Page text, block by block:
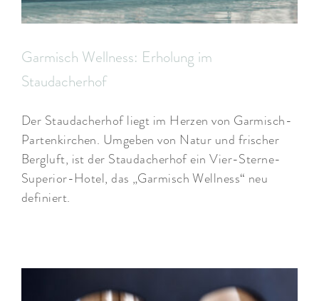
Garmisch Wellness: Erholung im
Staudacherhof
Der Staudacherhof liegt im Herzen von Garmisch-
Partenkirchen. Umgeben von Natur und frischer
Bergluft, ist der Staudacherhof ein Vier-Sterne-
Superior-Hotel, das „Garmisch Wellness“ neu
definiert.